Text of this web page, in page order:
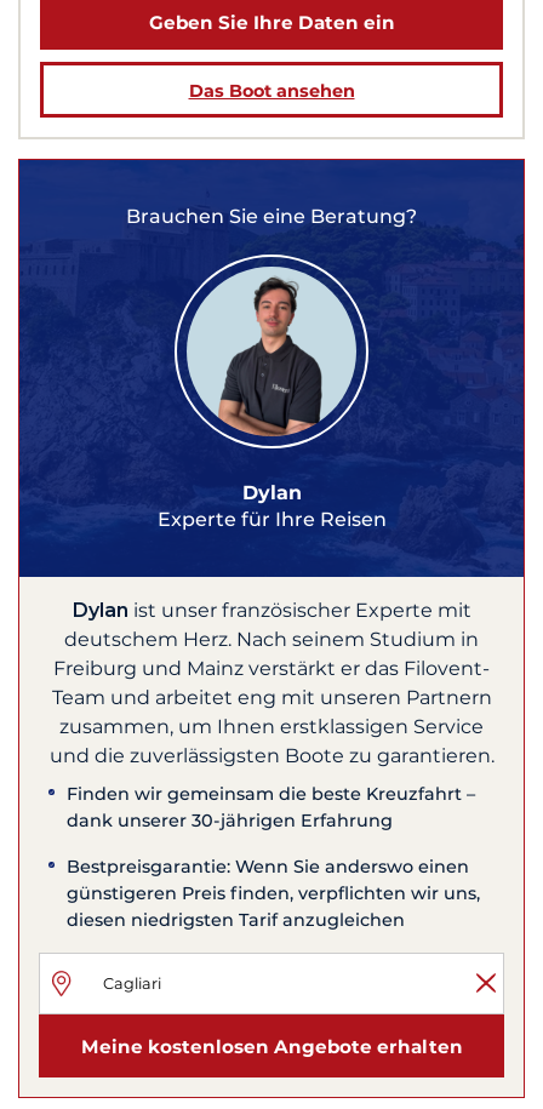
Geben Sie Ihre Daten ein
Das Boot ansehen
Brauchen Sie eine Beratung?
Dylan
Experte für Ihre Reisen
Dylan ist unser französischer Experte mit
deutschem Herz. Nach seinem Studium in
Freiburg und Mainz verstärkt er das Filovent-
Team und arbeitet eng mit unseren Partnern
zusammen, um Ihnen erstklassigen Service
und die zuverlässigsten Boote zu garantieren.
Finden wir gemeinsam die beste Kreuzfahrt –
dank unserer 30-jährigen Erfahrung
Bestpreisgarantie: Wenn Sie anderswo einen
günstigeren Preis finden, verpflichten wir uns,
diesen niedrigsten Tarif anzugleichen
Meine kostenlosen Angebote erhalten